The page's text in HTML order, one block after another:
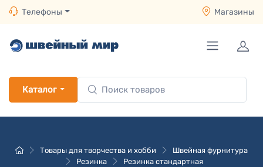
Телефоны Магазины
Каталог
Товары для творчества и хобби
Швейная фурнитура
Резинка
Резинка стандартная